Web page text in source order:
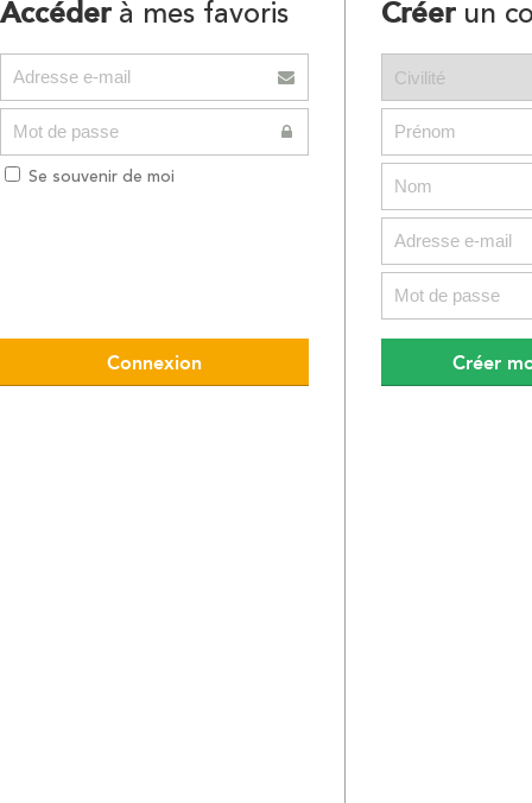
Accéderà mes favoris
Se souvenir de moi
Créerun